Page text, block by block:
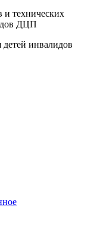
и технических
ДЦП
детей инвалидов